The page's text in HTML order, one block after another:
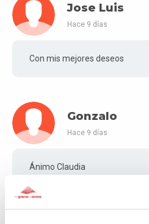
Jose Luis
Hace 9 días
Con mis mejores deseos
Gonzalo
Hace 9 días
Ánimo Claudia